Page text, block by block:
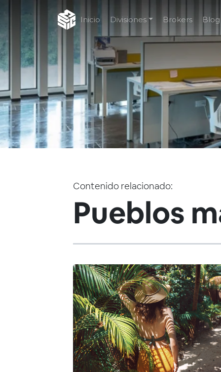
Inicio Divisiones Brokers Blog
Contenido relacionado:
Pueblos